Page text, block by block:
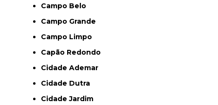
Campo Belo
Campo Grande
Campo Limpo
Capão Redondo
Cidade Ademar
Cidade Dutra
Cidade Jardim